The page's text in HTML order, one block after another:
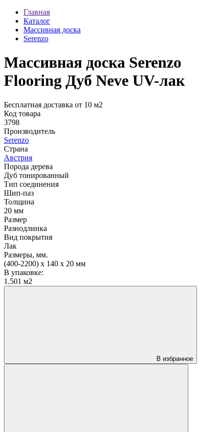
Главная
Каталог
Массивная доска
Serenzo
Массивная доска Serenzo
Flooring Дуб Neve UV-лак
Бесплатная доставка от 10 м2
Код товара
3798
Производитель
Serenzo
Страна
Австрия
Порода дерева
Дуб тонированный
Тип соединения
Шип-паз
Толщина
20 мм
Размер
Разнодлинка
Вид покрытия
Лак
Размеры, мм.
(400-2200) х 140 х 20 мм
В упаковке:
1.501 м2
В избранное